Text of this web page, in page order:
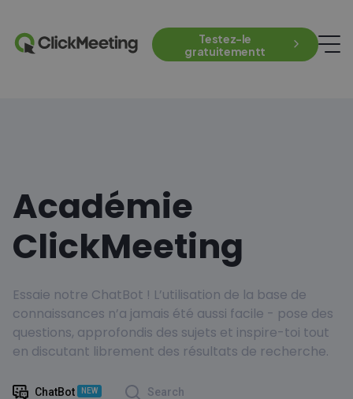
Testez-le
gratuitementt
Académie
ClickMeeting
Essaie notre ChatBot ! L’utilisation de la base de
connaissances n’a jamais été aussi facile - pose des
questions, approfondis des sujets et inspire-toi tout
en discutant librement des résultats de recherche.
ChatBot NEW Search